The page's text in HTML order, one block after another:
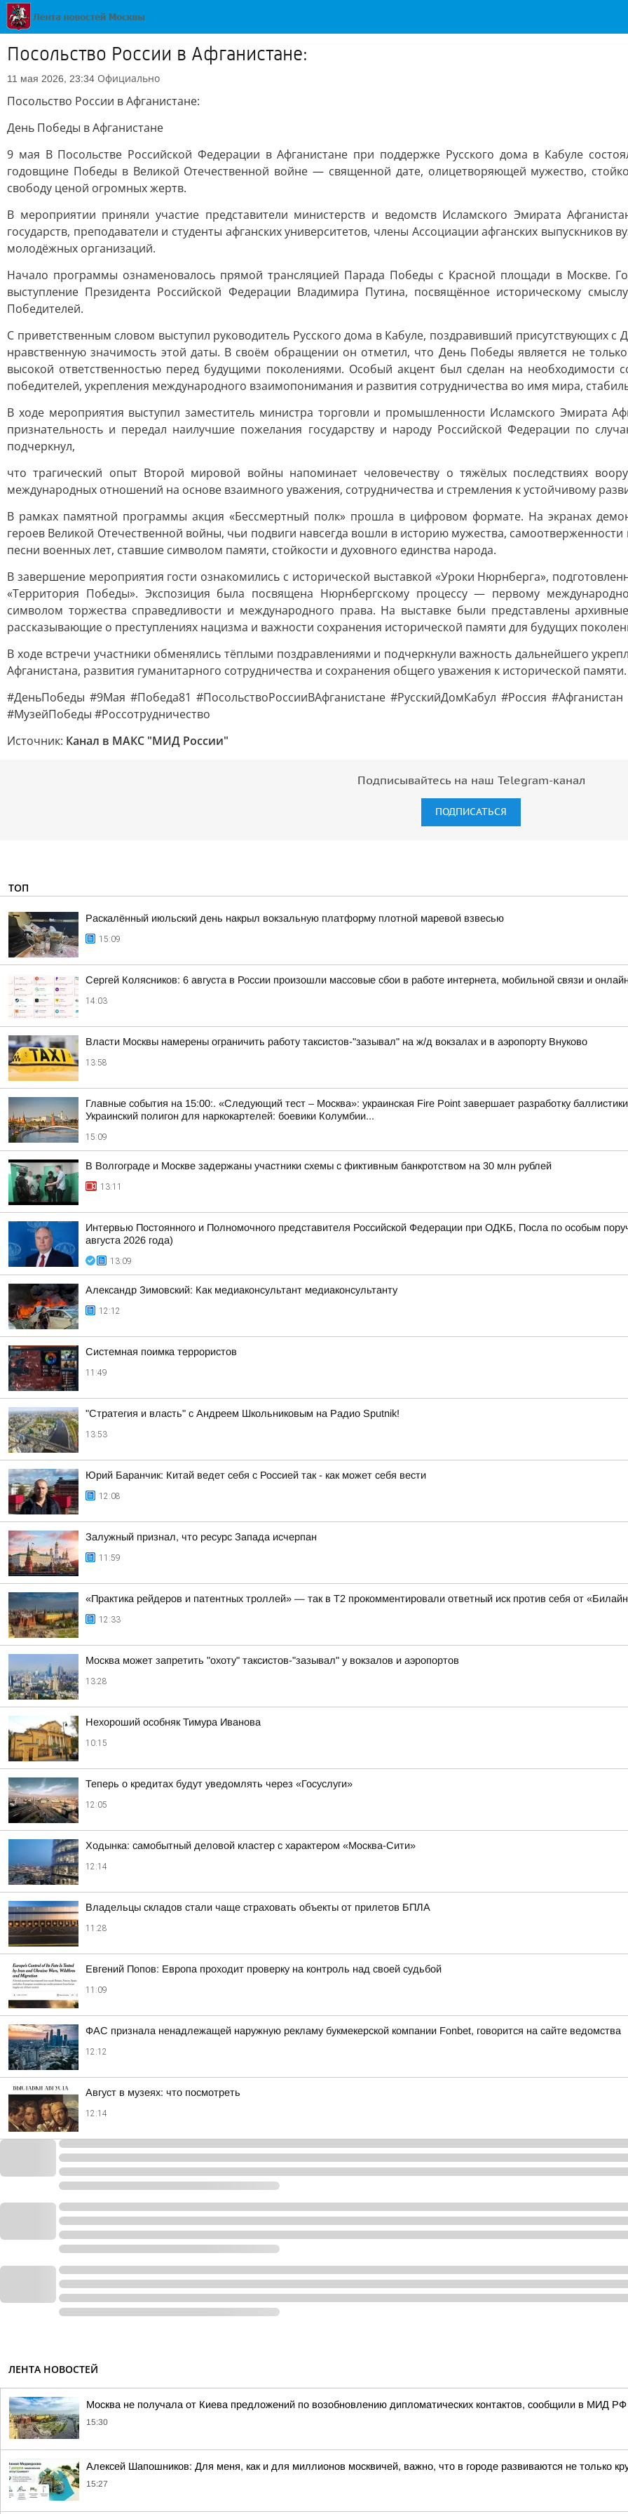
Посольство России в Афганистане:
11 мая 2026, 23:34 Официально
Посольство России в Афганистане:
День Победы в Афганистане
9 мая В Посольстве Российской Федерации в Афганистане при поддержке Русского дома в Кабуле
годовщине Победы в Великой Отечественной войне — священной дате, олицетворяющей мужество,
свободу ценой огромных жертв.
В мероприятии приняли участие представители министерств и ведомств Исламского Эмирата
государств, преподаватели и студенты афганских университетов, члены Ассоциации афганских выпускников
молодёжных организаций.
Начало программы ознаменовалось прямой трансляцией Парада Победы с Красной площади в Москве.
выступление Президента Российской Федерации Владимира Путина, посвящённое историческому
Победителей.
С приветственным словом выступил руководитель Русского дома в Кабуле, поздравивший присутствующих
нравственную значимость этой даты. В своём обращении он отметил, что День Победы является не
высокой ответственностью перед будущими поколениями. Особый акцент был сделан на необходимости
победителей, укрепления международного взаимопонимания и развития сотрудничества во имя мира,
В ходе мероприятия выступил заместитель министра торговли и промышленности Исламского Эмирата
признательность и передал наилучшие пожелания государству и народу Российской Федерации по
подчеркнул,
что трагический опыт Второй мировой войны напоминает человечеству о тяжёлых последствиях
международных отношений на основе взаимного уважения, сотрудничества и стремления к устойчивому
В рамках памятной программы акция «Бессмертный полк» прошла в цифровом формате. На экранах
героев Великой Отечественной войны, чьи подвиги навсегда вошли в историю мужества,
песни военных лет, ставшие символом памяти, стойкости и духовного единства народа.
В завершение мероприятия гости ознакомились с исторической выставкой «Уроки Нюрнберга»,
«Территория Победы». Экспозиция была посвящена Нюрнбергскому процессу — первому
символом торжества справедливости и международного права. На выставке были представлены
рассказывающие о преступлениях нацизма и важности сохранения исторической памяти для будущих
В ходе встречи участники обменялись тёплыми поздравлениями и подчеркнули важность дальнейшего
Афганистана, развития гуманитарного сотрудничества и сохранения общего уважения к исторической памяти.
#ДеньПобеды #9Мая #Победа81 #ПосольствоРоссииВАфганистане #РусскийДомКабул #Россия
#МузейПобеды #Россотрудничество
Источник: Канал в МАКС "МИД России"
Подписывайтесь на наш Telegram-канал
ПОДПИСАТЬСЯ
ТОП
Раскалённый июльский день накрыл вокзальную платформу плотной маревой взвесью
15:09
Сергей Колясников: 6 августа в России произошли массовые сбои в работе интернета, мобильной связи и
14:03
Власти Москвы намерены ограничить работу таксистов-"зазывал" на ж/д вокзалах и в аэропорту Внуково
13:58
Главные события на 15:00:. «Следующий тест – Москва»: украинская Fire Point завершает разработку
Украинский полигон для наркокартелей: боевики Колумбии...
15:09
В Волгограде и Москве задержаны участники схемы с фиктивным банкротством на 30 млн рублей
13:11
Интервью Постоянного и Полномочного представителя Российской Федерации при ОДКБ, Посла по особым
августа 2026 года)
13:09
Александр Зимовский: Как медиаконсультант медиаконсультанту
12:12
Системная поимка террористов
11:49
"Стратегия и власть" с Андреем Школьниковым на Радио Sputnik!
13:53
Юрий Баранчик: Китай ведет себя с Россией так - как может себя вести
12:08
Залужный признал, что ресурс Запада исчерпан
11:59
«Практика рейдеров и патентных троллей» — так в Т2 прокомментировали ответный иск против себя от
12:33
Москва может запретить "охоту" таксистов-"зазывал" у вокзалов и аэропортов
13:28
Нехороший особняк Тимура Иванова
10:15
Теперь о кредитах будут уведомлять через «Госуслуги»
12:05
Ходынка: самобытный деловой кластер с характером «Москва-Сити»
12:14
Владельцы складов стали чаще страховать объекты от прилетов БПЛА
11:28
Евгений Попов: Европа проходит проверку на контроль над своей судьбой
11:09
ФАС признала ненадлежащей наружную рекламу букмекерской компании Fonbet, говорится на сайте ведомства
12:12
Август в музеях: что посмотреть
12:14
ЛЕНТА НОВОСТЕЙ
Москва не получала от Киева предложений по возобновлению дипломатических контактов, сообщили в МИД РФ
15:30
Алексей Шапошников: Для меня, как и для миллионов москвичей, важно, что в городе развиваются не только
15:27